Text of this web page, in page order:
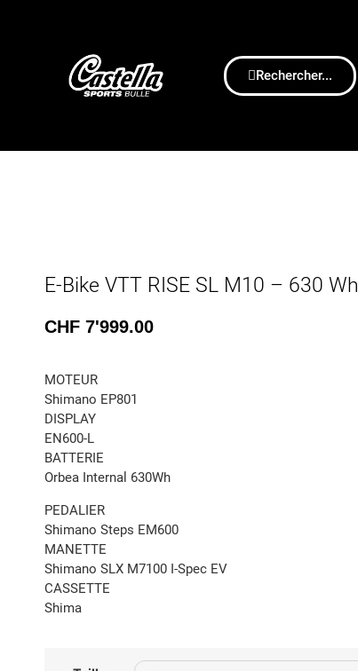
Rechercher...
E-Bike VTT RISE SL M10 – 630 Wh
CHF 7'999.00
MOTEUR
Shimano EP801
DISPLAY
EN600-L
BATTERIE
Orbea Internal 630Wh
PEDALIER
Shimano Steps EM600
MANETTE
Shimano SLX M7100 I-Spec EV
CASSETTE
Shima